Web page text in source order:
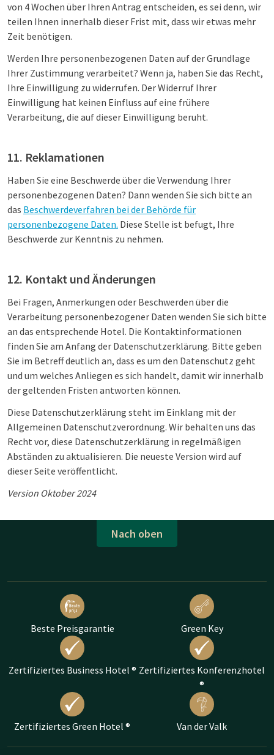
von 4 Wochen über Ihren Antrag entscheiden, es sei denn, wir
teilen Ihnen innerhalb dieser Frist mit, dass wir etwas mehr
Zeit benötigen.
Werden Ihre personenbezogenen Daten auf der Grundlage
Ihrer Zustimmung verarbeitet? Wenn ja, haben Sie das Recht,
Ihre Einwilligung zu widerrufen. Der Widerruf Ihrer
Einwilligung hat keinen Einfluss auf eine frühere
Verarbeitung, die auf dieser Einwilligung beruht.
11. Reklamationen
Haben Sie eine Beschwerde über die Verwendung Ihrer
personenbezogenen Daten? Dann wenden Sie sich bitte an
das Beschwerdeverfahren bei der Behörde für
personenbezogene Daten. Diese Stelle ist befugt, Ihre
Beschwerde zur Kenntnis zu nehmen.
12. Kontakt und Änderungen
Bei Fragen, Anmerkungen oder Beschwerden über die
Verarbeitung personenbezogener Daten wenden Sie sich bitte
an das entsprechende Hotel. Die Kontaktinformationen
finden Sie am Anfang der Datenschutzerklärung. Bitte geben
Sie im Betreff deutlich an, dass es um den Datenschutz geht
und um welches Anliegen es sich handelt, damit wir innerhalb
der geltenden Fristen antworten können.
Diese Datenschutzerklärung steht im Einklang mit der
Allgemeinen Datenschutzverordnung. Wir behalten uns das
Recht vor, diese Datenschutzerklärung in regelmäßigen
Abständen zu aktualisieren. Die neueste Version wird auf
dieser Seite veröffentlicht.
Version Oktober 2024
Nach oben
Beste Preisgarantie Green Key
Zertifiziertes Business Hotel ® Zertifiziertes Konferenzhotel
®
Zertifiziertes Green Hotel ® Van der Valk